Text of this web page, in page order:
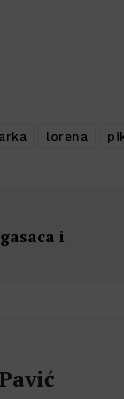
lorena
i